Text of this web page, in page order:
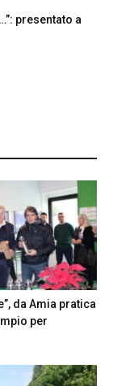
presentato a
da Amia pratica
per